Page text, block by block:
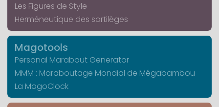
Les Figures de Style
Herméneutique des sortilèges
Magotools
Personal Marabout Generator
MMM : Maraboutage Mondial de Mégabambou
La MagoClock